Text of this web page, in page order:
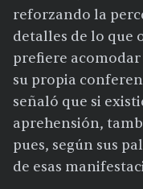
reforzando la
detalles de lo que
prefiere acomodar
su propia
señaló que si
aprehensión,
pues, según sus
de esas